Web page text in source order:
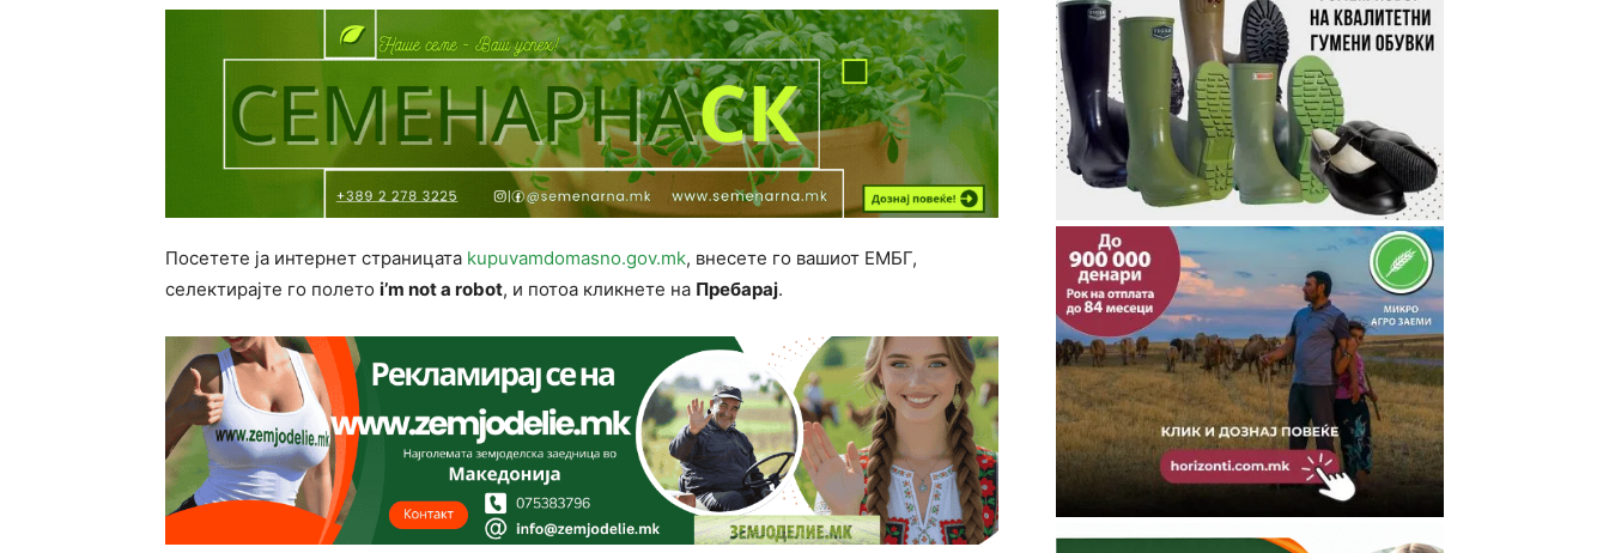
Посетете ја интернет страницата kupuvamdomasno.gov.mk, внесете го вашиот ЕМБГ,
селектирајте го полето i’m not a robot, и потоа кликнете на Пребарај.